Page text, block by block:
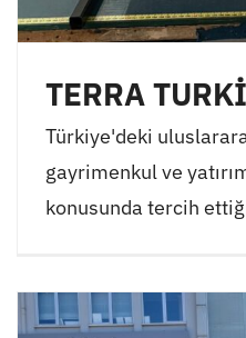
TERRA
Türkiye'deki
gayrimenkul ve
konusunda tercih